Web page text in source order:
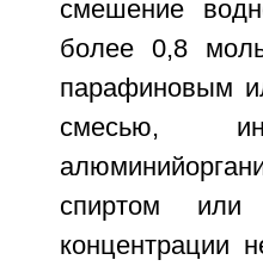
смешение
более 0,8
парафиновым
смесью,
спиртом
концентрации